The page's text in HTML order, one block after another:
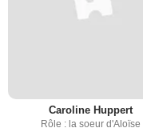
Caroline Huppert
Rôle : la soeur d'Aloïse